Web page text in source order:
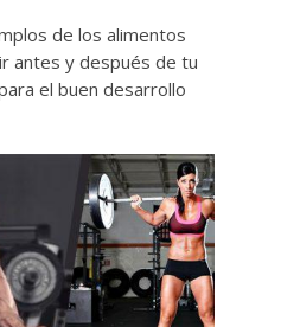
de los alimentos
antes y después de tu
el buen desarrollo